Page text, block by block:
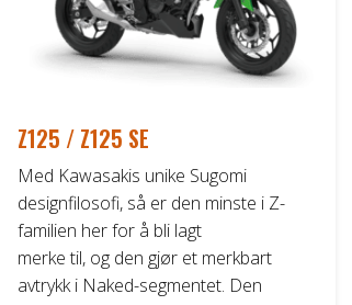
Z125 / Z125 SE
Med Kawasakis unike Sugomi
designfilosofi, så er den minste i Z-
familien her for å bli lagt
merke til, og den gjør et merkbart
avtrykk i Naked-segmentet. Den